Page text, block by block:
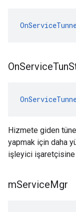
OnServiceTun
Hizmete giden
yapmak için daha
işleyici
mServiceMgr